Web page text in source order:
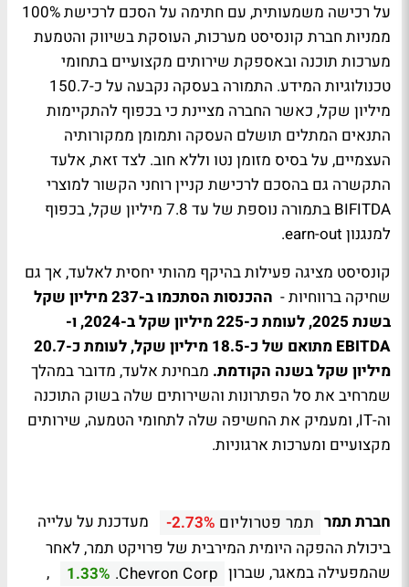
על רכישה משמעותית, עם חתימה על הסכם לרכישת 100%
ממניות חברת קונסיסט מערכות, העוסקת בשיווק והטמעת
מערכות תוכנה ובאספקת שירותים מקצועיים בתחומי
טכנולוגיות המידע. התמורה בעסקה נקבעה על כ-150.7
מיליון שקל, כאשר החברה מציינת כי בכפוף להתקיימות
התנאים המתלים תושלם העסקה ותמומן ממקורותיה
העצמיים, על בסיס מזומן נטו וללא חוב. לצד זאת, אלעד
התקשרה גם בהסכם לרכישת קניין רוחני הקשור למוצרי
BIFITDA בתמורה נוספת של עד 7.8 מיליון שקל, בכפוף
למנגנון earn-out.
קונסיסט מציגה פעילות בהיקף מהותי יחסית לאלעד, אך גם
שחיקה ברווחיות -
ההכנסות הסתכמו ב-237 מיליון שקל
בשנת 2025, לעומת כ-225 מיליון שקל ב-2024, ו-
EBITDA מתואם של כ-18.5 מיליון שקל, לעומת כ-20.7
מיליון שקל בשנה הקודמת. מבחינת אלעד, מדובר במהלך
שמרחיב את סל הפתרונות והשירותים שלה בשוק התוכנה
וה-IT, ומעמיק את החשיפה שלה לתחומי הטמעה, שירותים
מקצועיים ומערכות ארגוניות.
חברת תמר תמר פטרוליום -2.73%
מעדכנת על עלייה
ביכולת ההפקה היומית המירבית של פרויקט תמר, לאחר
שהמפעילה במאגר, שברון Chevron Corp.
1.33%
,